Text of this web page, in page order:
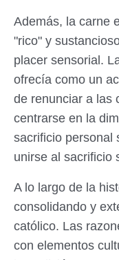
Además, la carne
"rico" y
placer sensorial.
ofrecía como un
de renunciar a las
centrarse en la
sacrificio personal
unirse al sacrificio
A lo largo de la
consolidando y
católico. Las
con elementos